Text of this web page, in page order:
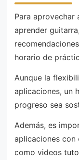
Para aprovechar
aprender
horario de
Aunque la
aplicaciones, un
progreso sea
Además, es
aplicaciones con
como videos